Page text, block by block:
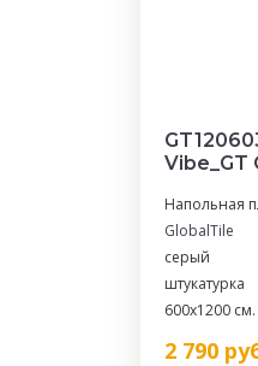
Vibe_GT
Напольная
GlobalTile
серый
штукатурка
600x1200 см.
2 790